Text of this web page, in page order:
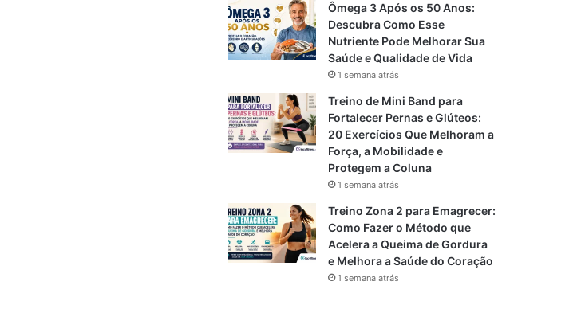
Ômega 3 Após os 50 Anos:
Descubra Como Esse
Nutriente Pode Melhorar Sua
Saúde e Qualidade de Vida
1 semana atrás
Treino de Mini Band para
Fortalecer Pernas e Glúteos:
20 Exercícios Que Melhoram a
Força, a Mobilidade e
Protegem a Coluna
1 semana atrás
Treino Zona 2 para Emagrecer:
Como Fazer o Método que
Acelera a Queima de Gordura
e Melhora a Saúde do Coração
1 semana atrás